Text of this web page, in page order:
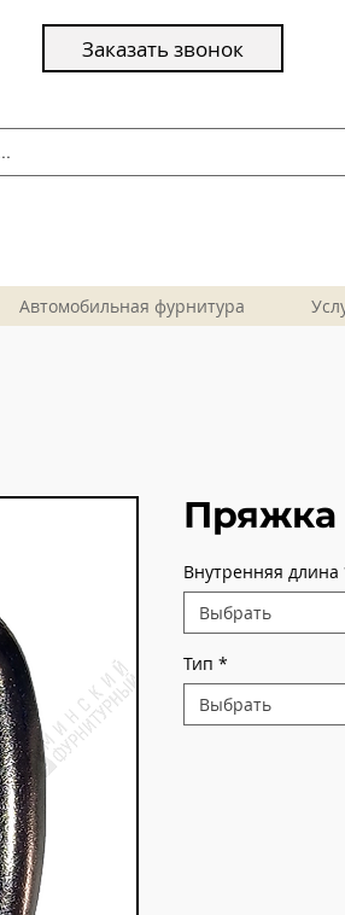
Заказать звонок
Автомобильная фурнитура
Пряжка
Внутренняя длина
Выбрать
Тип *
Выбрать